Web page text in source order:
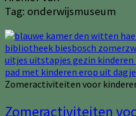
Tag: onderwijsmuseum
Zomeractiviteiten voor
Zomeractiviteiten